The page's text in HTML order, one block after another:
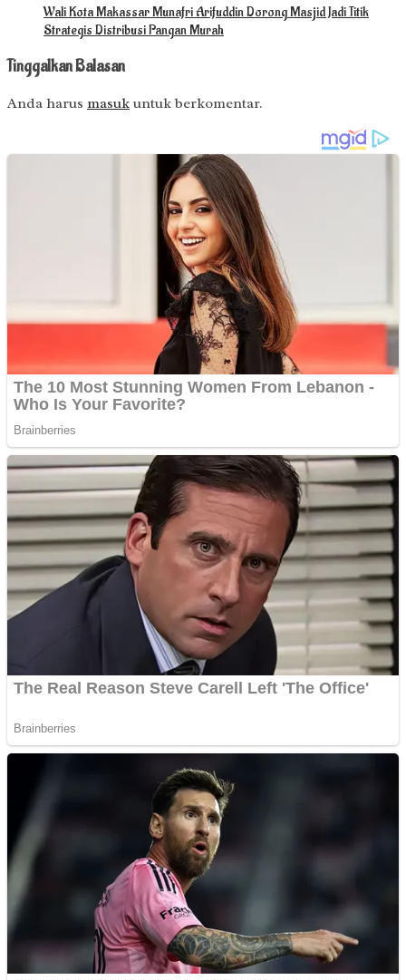
Wali Kota Makassar Munafri Arifuddin Dorong Masjid Jadi Titik
Strategis Distribusi Pangan Murah
Tinggalkan Balasan
Anda harus masuk untuk berkomentar.